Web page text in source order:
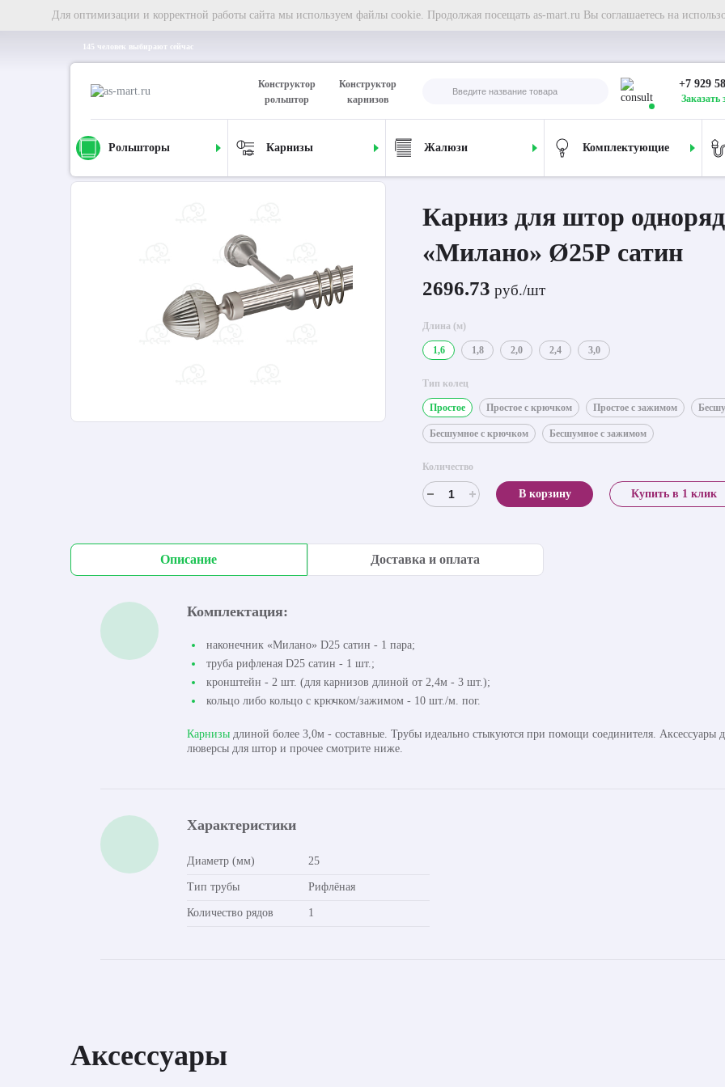
Для оптимизации и корректной работы сайта мы используем файлы cookie. Продолжая посещать as-mart.ru Вы соглашаетесь на
145 человек выбирают сейчас
Конструктор
рольштор
Конструктор
карнизов
+7 929
Заказать
Рольшторы Карнизы Жалюзи Комплектующие
Главная
Карниз для штор
«Милано» Ø25Р сатин
2696.73 руб./шт
Длина (м)
1,6 1,8 2,0 2,4 3,0
Тип колец
Простое Простое с крючком Простое с зажимом
Бесшумное с крючком Бесшумное с зажимом
Количество
В корзину Купить в 1 клик
Описание Доставка и оплата
Комплектация:
наконечник «Милано» D25 сатин - 1 пара;
труба рифленая D25 сатин - 1 шт.;
кронштейн - 2 шт. (для карнизов длиной от 2,4м - 3 шт.);
кольцо либо кольцо с крючком/зажимом - 10 шт./м. пог.
Карнизы длиной более 3,0м - составные. Трубы идеально стыкуются при помощи соединителя. Аксессуары
люверсы для штор и прочее смотрите ниже.
Характеристики
Диаметр (мм) 25
Тип трубы Рифлёная
Количество рядов 1
Аксессуары